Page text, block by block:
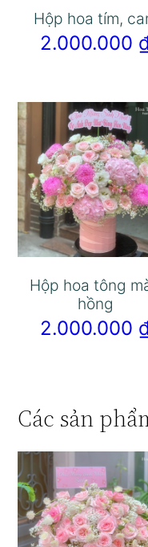
Hộp hoa tím,
2.000.000
Hộp hoa tông
hồng
2.000.000
Các sản